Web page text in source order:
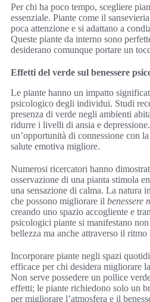
Per chi ha poco tempo, scegliere
essenziale. Piante come il
poca attenzione e si adattano a
Queste piante da interno sono
desiderano comunque portare un
Effetti del verde sul benessere
Le piante hanno un impatto
psicologico degli individui. Studi
presenza di verde negli ambienti
ridurre i livelli di ansia e
un’opportunità di connessione con
salute emotiva migliore.
Numerosi ricercatori hanno
osservazione di una pianta stimola
una sensazione di calma. La natura
che possono migliorare il benessere
creando uno spazio accogliente e
psicologici piante si manifestano
bellezza ma anche attraverso il
Incorporare piante negli spazi
efficace per chi desidera migliorare
Non serve possedere un pollice
effetti; le piante richiedono solo un
per migliorare l’atmosfera e il